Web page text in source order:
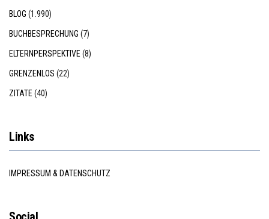
BLOG (1.990)
BUCHBESPRECHUNG (7)
ELTERNPERSPEKTIVE (8)
GRENZENLOS (22)
ZITATE (40)
Links
IMPRESSUM & DATENSCHUTZ